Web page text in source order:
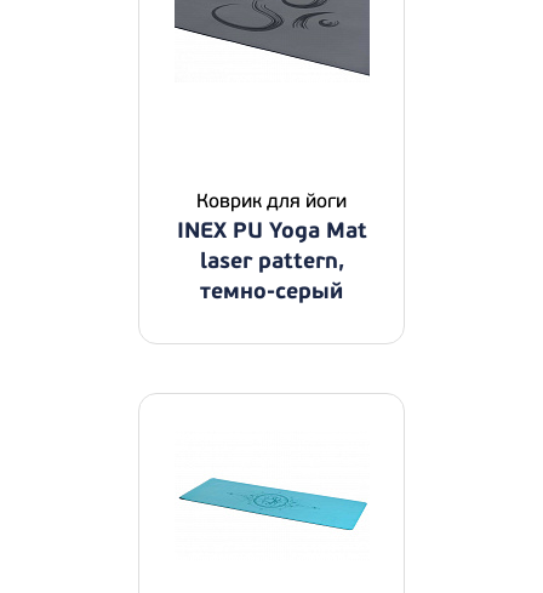
Коврик для йоги
INEX PU Yoga Mat
laser pattern,
темно-серый